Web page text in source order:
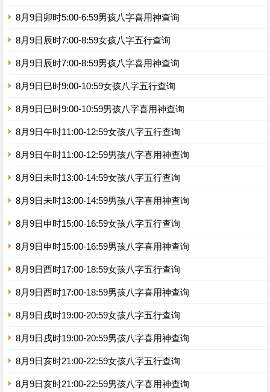
8月9日卯时5:00-6:59男孩八字喜用神查询
8月9日辰时7:00-8:59女孩八字五行查询
8月9日辰时7:00-8:59男孩八字喜用神查询
8月9日巳时9:00-10:59女孩八字五行查询
8月9日巳时9:00-10:59男孩八字喜用神查询
8月9日午时11:00-12:59女孩八字五行查询
8月9日午时11:00-12:59男孩八字喜用神查询
8月9日未时13:00-14:59女孩八字五行查询
8月9日未时13:00-14:59男孩八字喜用神查询
8月9日申时15:00-16:59女孩八字五行查询
8月9日申时15:00-16:59男孩八字喜用神查询
8月9日酉时17:00-18:59女孩八字五行查询
8月9日酉时17:00-18:59男孩八字喜用神查询
8月9日戌时19:00-20:59女孩八字五行查询
8月9日戌时19:00-20:59男孩八字喜用神查询
8月9日亥时21:00-22:59女孩八字五行查询
8月9日亥时21:00-22:59男孩八字喜用神查询